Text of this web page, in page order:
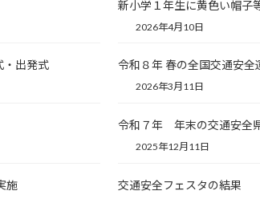
新小学１年生に黄色い帽子
2026年4月10日
・出発式 令和８年 春の全国交通安全
2026年3月11日
令和７年 年末の交通安全
2025年12月11日
施 交通安全フェスタの結果